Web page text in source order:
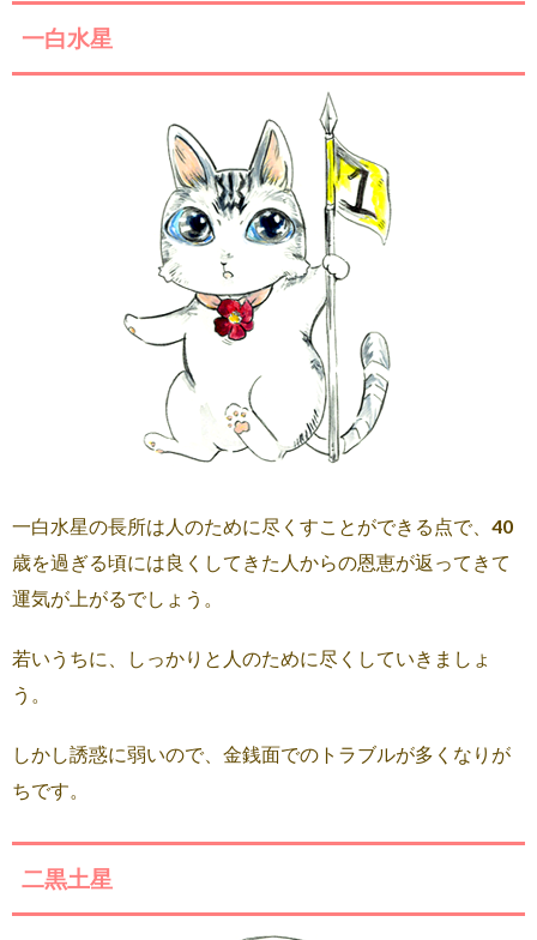
一白水星
一白水星の長所は人のために尽くすことができる点で、40
歳を過ぎる頃には良くしてきた人からの恩恵が返ってきて
運気が上がるでしょう。
若いうちに、しっかりと人のために尽くしていきましょ
う。
しかし誘惑に弱いので、金銭面でのトラブルが多くなりが
ちです。
二黒土星